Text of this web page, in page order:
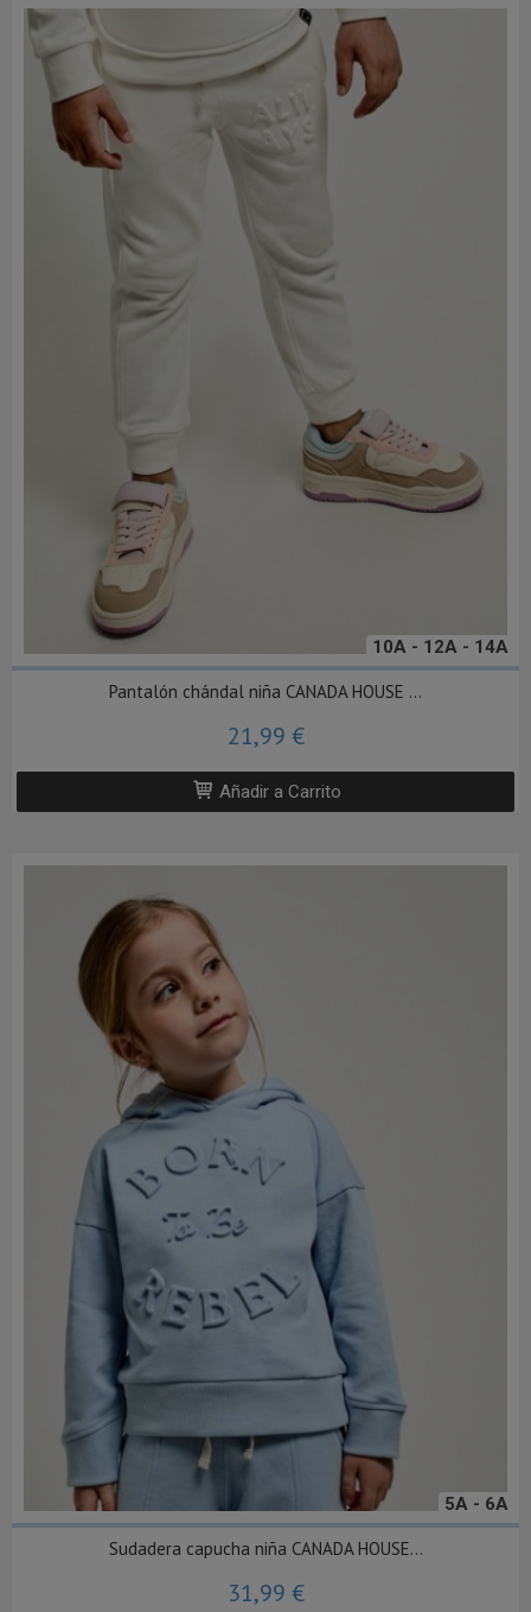
10A - 12A - 14A
Pantalón chándal niña CANADA HOUSE ...
21,99 €
Añadir a Carrito
5A - 6A
Sudadera capucha niña CANADA HOUSE...
31,99 €